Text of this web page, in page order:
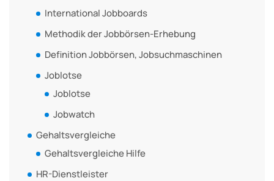
International Jobboards
Methodik der Jobbörsen-Erhebung
Definition Jobbörsen, Jobsuchmaschinen
Joblotse
Joblotse
Jobwatch
Gehaltsvergleiche
Gehaltsvergleiche Hilfe
HR-Dienstleister